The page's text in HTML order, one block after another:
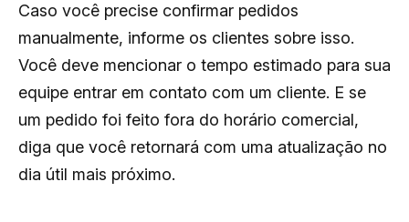
Caso você precise confirmar pedidos
manualmente, informe os clientes sobre isso.
Você deve mencionar o tempo estimado para sua
equipe entrar em contato com um cliente. E se
um pedido foi feito fora do horário comercial,
diga que você retornará com uma atualização no
dia útil mais próximo.